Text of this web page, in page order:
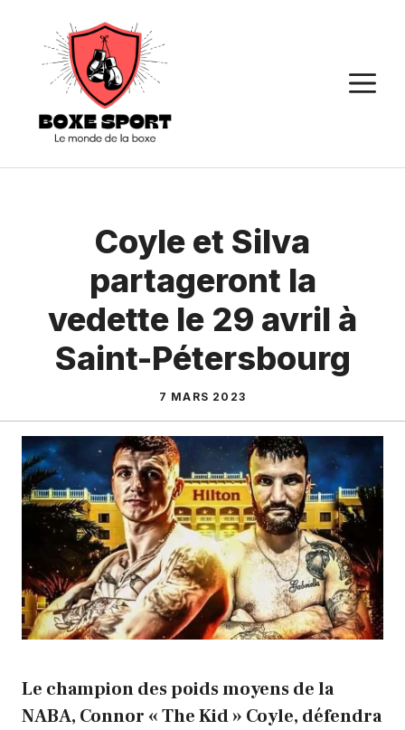
contenu
Coyle et Silva
partageront la
vedette le 29 avril à
Saint-Pétersbourg
7 MARS 2023
Le champion des poids moyens de la
NABA, Connor « The Kid » Coyle, défendra